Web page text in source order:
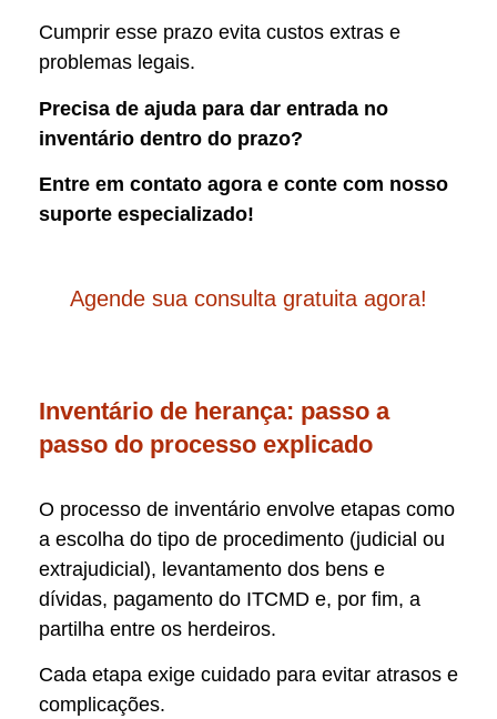
Cumprir esse prazo evita custos extras e
problemas legais.
Precisa de ajuda para dar entrada no
inventário dentro do prazo?
Entre em contato agora e conte com nosso
suporte especializado!
Agende sua consulta gratuita agora!
Inventário de herança: passo a
passo do processo explicado
O processo de inventário envolve etapas como
a escolha do tipo de procedimento (judicial ou
extrajudicial), levantamento dos bens e
dívidas, pagamento do ITCMD e, por fim, a
partilha entre os herdeiros.
Cada etapa exige cuidado para evitar atrasos e
complicações.